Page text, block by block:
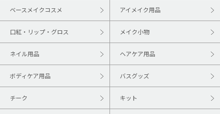
ベースメイクコスメ アイメイク用品
口紅・リップ・グロス メイク小物
ネイル用品 ヘアケア用品
ボディケア用品 バスグッズ
チーク キット